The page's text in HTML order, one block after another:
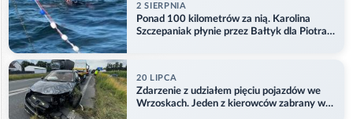
2 SIERPNIA
Ponad 100 kilometrów za nią. Karolina
Szczepaniak płynie przez Bałtyk dla Piotra.
20 LIPCA
Zdarzenie z udziałem pięciu pojazdów we
Wrzoskach. Jeden z kierowców zabrany w